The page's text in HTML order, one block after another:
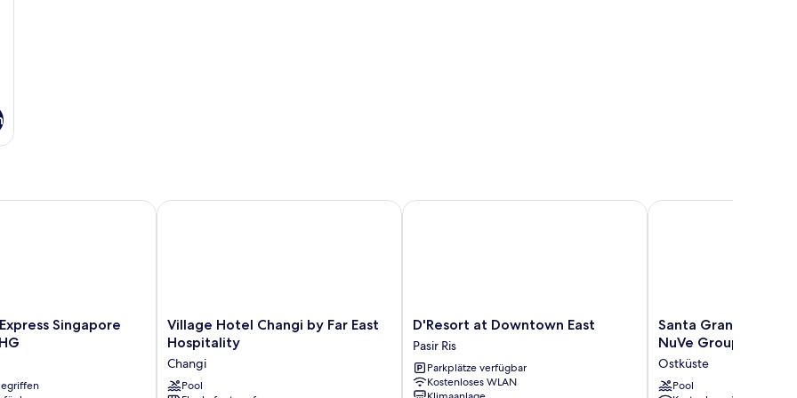
Singapore
Singapore Katong by IHG
Village
Hotel
Changi
by
Far
Village Hotel Changi by Far East
Hospitality
Changi
Pool
Village Hotel Changi by Far East Hospitality
D'Resort
at
Downtown
East
Pasir
D'Resort at Downtown East
Pasir Ris
Parkplätze verfügbar
Kostenloses WLAN
D'Resort at Downtown East
Santa
Grand
East
Coast,
Santa Grand Hotel
NuVe Group
Ostküste
Pool
Santa Grand Hotel